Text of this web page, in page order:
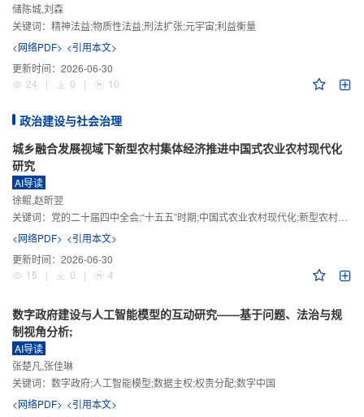
储陈城,刘森
关键词： 精神法益;物质性法益;刑法扩张;元宇宙;利益衡量
<网络PDF> <引用本文>
更新时间： 2026-06-30
24
| 0 | 10
政治建设与社会治理
城乡融合发展视域下新型农村集体经济推进中国式农业农村现代化
研究
AI导读
徐鲲,赵昕翌
关键词： 党的二十届四中全会;“十五五”时期;中国式农业农村现代化;新型农村集体经济;城乡融合发展;新质生产力
<网络PDF> <引用本文>
更新时间： 2026-06-30
15
| 0 | 4
数字政府建设与人工智能模型的互动研究——基于问题、法治与规
制视角分析;
AI导读
张楚凡,张佳琳
关键词： 数字政府;人工智能模型;数据主权;权责分配;数字中国
<网络PDF> <引用本文>